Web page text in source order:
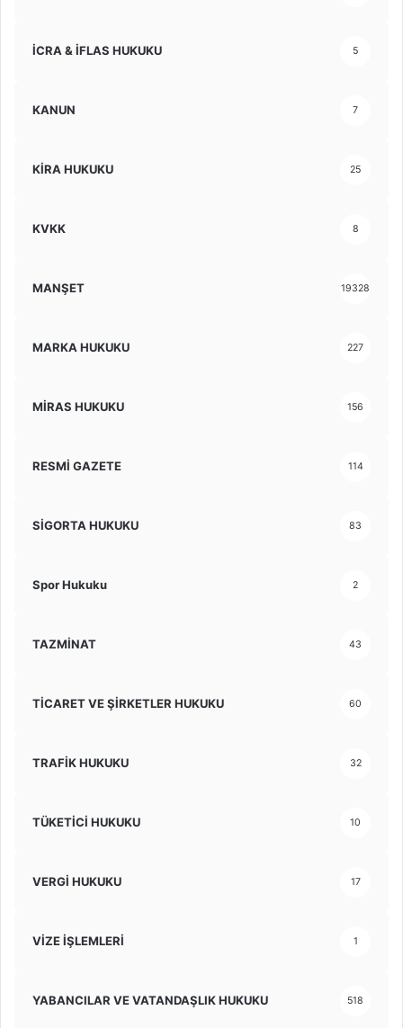
İCRA & İFLAS HUKUKU 5
KANUN 7
KİRA HUKUKU 25
KVKK 8
MANŞET 19328
MARKA HUKUKU 227
MİRAS HUKUKU 156
RESMİ GAZETE 114
SİGORTA HUKUKU 83
Spor Hukuku 2
TAZMİNAT 43
TİCARET VE ŞİRKETLER HUKUKU 60
TRAFİK HUKUKU 32
TÜKETİCİ HUKUKU 10
VERGİ HUKUKU 17
VİZE İŞLEMLERİ 1
YABANCILAR VE VATANDAŞLIK HUKUKU 518